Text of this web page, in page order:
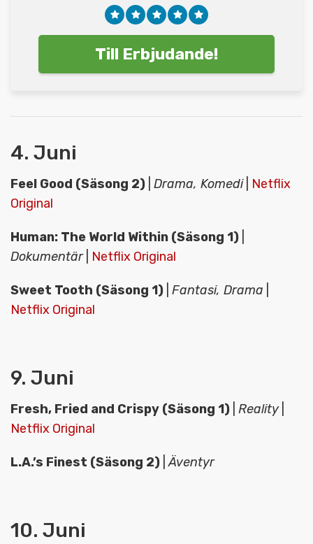
Till Erbjudande!
4. Juni
Feel Good (Säsong 2) Drama, Komedi| Netflix
Original
Human: The World Within (Säsong 1)
Dokumentär| Netflix Original
Sweet Tooth (Säsong 1) Fantasi, Drama
Netflix Original
9. Juni
Fresh, Fried and Crispy (Säsong 1) Reality|
Netflix Original
L.A.’s Finest (Säsong 2) |Äventyr
10. Juni